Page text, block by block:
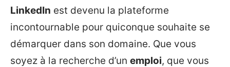
LinkedIn est devenu la plateforme
incontournable pour quiconque souhaite se
démarquer dans son domaine. Que vous
soyez à la recherche d’un emploi, que vous